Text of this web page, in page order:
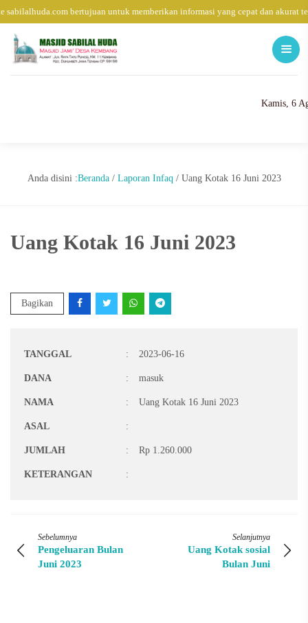
sabilalhuda.com bertujuan untuk memberikan informasi yang cepat dan akurat
Kamis, 6
Anda disini :Beranda/ Laporan Infaq / Uang Kotak 16 Juni 2023
Uang Kotak 16 Juni 2023
Bagikan
TANGGAL : 2023-06-16
DANA : masuk
NAMA : Uang Kotak 16 Juni 2023
ASAL :
JUMLAH : Rp 1.260.000
KETERANGAN :
Sebelumnya
Pengeluaran Bulan
Juni 2023
Selanjutnya
Uang Kotak sosial
Bulan Juni